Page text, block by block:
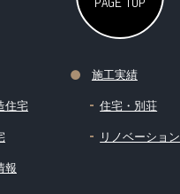
住宅
報
施工実績
住宅・別荘
リノベーション